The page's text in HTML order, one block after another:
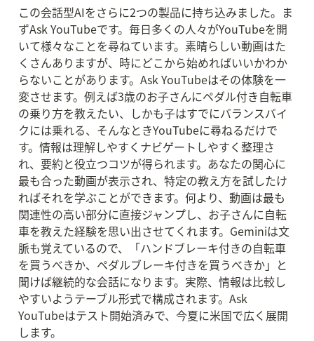
この会話型AIをさらに2つの製品に持ち込みました。ま
ずAsk YouTubeです。毎日多くの人々がYouTubeを開
いて様々なことを尋ねています。素晴らしい動画はた
くさんありますが、時にどこから始めればいいかわか
らないことがあります。Ask YouTubeはその体験を一
変させます。例えば3歳のお子さんにペダル付き自転車
の乗り方を教えたい、しかも子はすでにバランスバイ
クには乗れる、そんなときYouTubeに尋ねるだけで
す。情報は理解しやすくナビゲートしやすく整理さ
れ、要約と役立つコツが得られます。あなたの関心に
最も合った動画が表示され、特定の教え方を試したけ
ればそれを学ぶことができます。何より、動画は最も
関連性の高い部分に直接ジャンプし、お子さんに自転
車を教えた経験を思い出させてくれます。Geminiは文
脈も覚えているので、「ハンドブレーキ付きの自転車
を買うべきか、ペダルブレーキ付きを買うべきか」と
聞けば継続的な会話になります。実際、情報は比較し
やすいようテーブル形式で構成されます。Ask
YouTubeはテスト開始済みで、今夏に米国で広く展開
します。